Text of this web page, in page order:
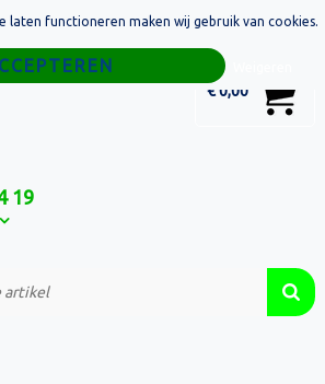
€ 0,00
19
laten functioneren maken wij gebruik van cookies.